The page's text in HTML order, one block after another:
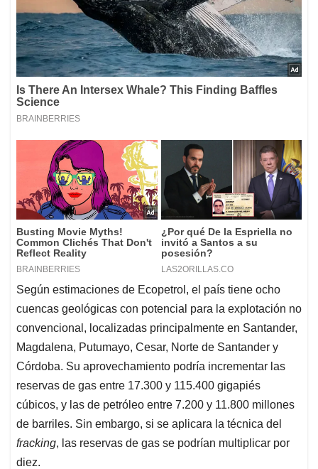
Según estimaciones de Ecopetrol, el país tiene ocho
cuencas geológicas con potencial para la explotación no
convencional, localizadas principalmente en Santander,
Magdalena, Putumayo, Cesar, Norte de Santander y
Córdoba. Su aprovechamiento podría incrementar las
reservas de gas entre 17.300 y 115.400 gigapiés
cúbicos, y las de petróleo entre 7.200 y 11.800 millones
de barriles. Sin embargo, si se aplicara la técnica del
fracking, las reservas de gas se podrían multiplicar por
diez.